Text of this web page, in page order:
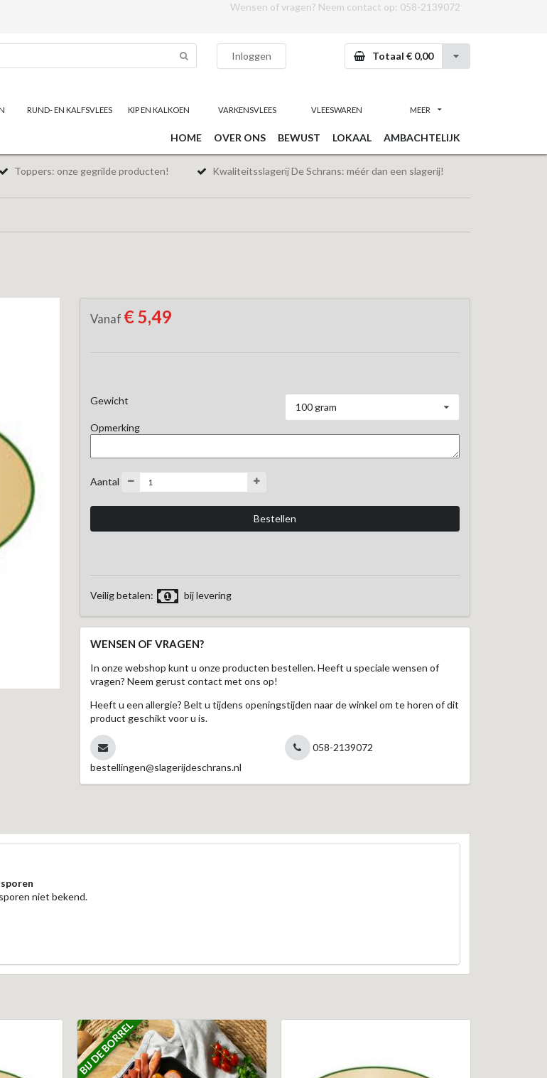
Wensen of vragen? Neem contact op: 058-2139072
Inloggen Totaal € 0,00
RUND- EN KALFSVLEES KIP EN KALKOEN VARKENSVLEES VLEESWAREN MEER
HOME OVER ONS BEWUST LOKAAL AMBACHTELIJK
Toppers: onze gegrilde producten! Kwaliteitsslagerij De Schrans: méér dan een slagerij!
Vanaf € 5,49
Gewicht
100 gram
Opmerking
Aantal
Veilig betalen: bij levering
WENSEN OF VRAGEN?
In onze webshop kunt u onze producten bestellen. Heeft u speciale wensen of
vragen? Neem gerust contact met ons op!
Heeft u een allergie? Belt u tijdens openingstijden naar de winkel om te horen of dit
product geschikt voor u is.
bestellingen@slagerijdeschrans.nl
058-2139072
niet bekend.
BIJ DE BORREL